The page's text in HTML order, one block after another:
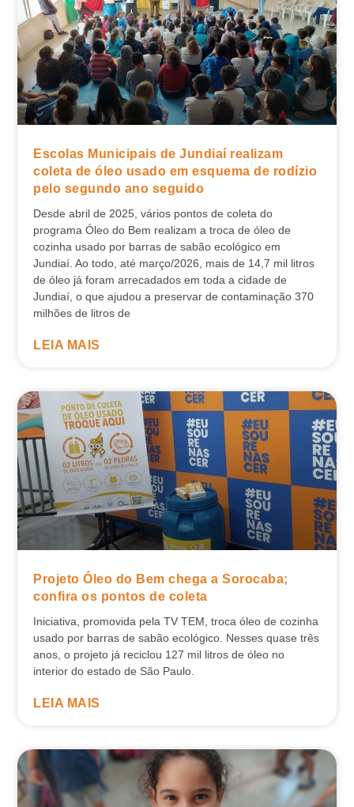
Escolas Municipais de Jundiaí realizam
coleta de óleo usado em esquema de rodízio
pelo segundo ano seguido
Desde abril de 2025, vários pontos de coleta do
programa Óleo do Bem realizam a troca de óleo de
cozinha usado por barras de sabão ecológico em
Jundiaí. Ao todo, até março/2026, mais de 14,7 mil litros
de óleo já foram arrecadados em toda a cidade de
Jundiaí, o que ajudou a preservar de contaminação 370
milhões de litros de
LEIA MAIS
Projeto Óleo do Bem chega a Sorocaba;
confira os pontos de coleta
Iniciativa, promovida pela TV TEM, troca óleo de cozinha
usado por barras de sabão ecológico. Nesses quase três
anos, o projeto já reciclou 127 mil litros de óleo no
interior do estado de São Paulo.
LEIA MAIS